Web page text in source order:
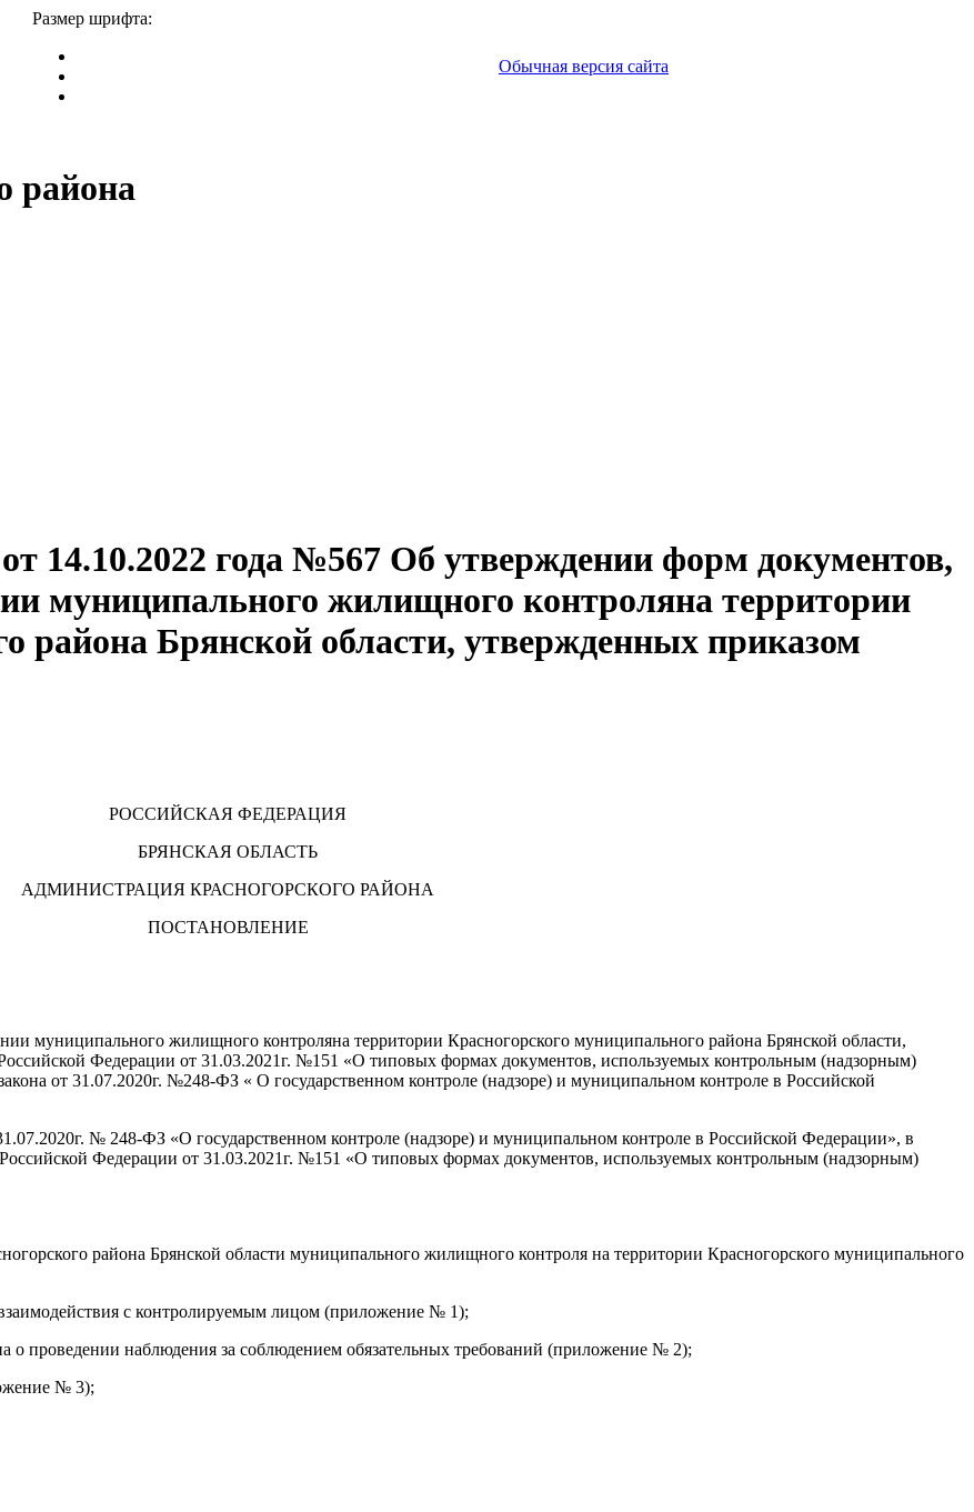
Размер шрифта:
Обычная версия сайта
района
14.10.2022 года №567 Об утверждении форм документов,
муниципального жилищного контроляна территории
района Брянской области, утвержденных приказом
РОССИЙСКАЯ ФЕДЕРАЦИЯ
БРЯНСКАЯ ОБЛАСТЬ
АДМИНИСТРАЦИЯ КРАСНОГОРСКОГО РАЙОНА
ПОСТАНОВЛЕНИЕ
муниципального жилищного контроляна территории Красногорского муниципального района Брянской области,
Федерации от 31.03.2021г. №151 «О типовых формах документов, используемых контрольным (надзорным)
от 31.07.2020г. №248-ФЗ « О государственном контроле (надзоре) и муниципальном контроле в Российской
№ 248-ФЗ «О государственном контроле (надзоре) и муниципальном контроле в Российской Федерации», в
Федерации от 31.03.2021г. №151 «О типовых формах документов, используемых контрольным (надзорным)
района Брянской области муниципального жилищного контроля на территории Красногорского муниципального
с контролируемым лицом (приложение № 1);
о проведении наблюдения за соблюдением обязательных требований (приложение № 2);
№ 3);